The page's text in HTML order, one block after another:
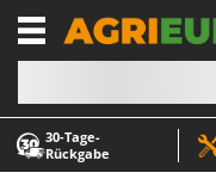
30‑Tage-
Rückgabe
-1
A
A
ABAC